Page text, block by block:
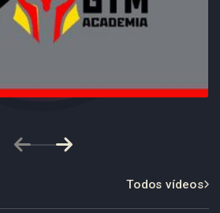
Todos vídeos